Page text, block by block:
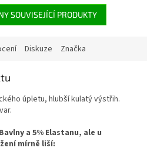
SOUVISEJÍCÍ PRODUKTY
Diskuze Značka
úpletu, hlubší kulatý výstřih.
a 5% Elastanu, ale u
mírně liší: